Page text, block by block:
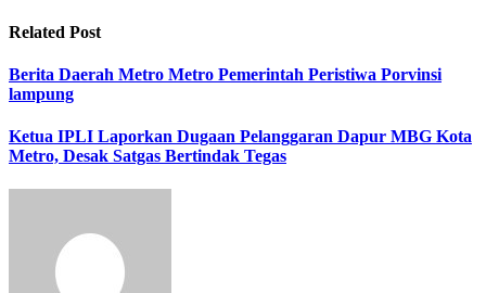
Related Post
Berita Daerah Metro Metro Pemerintah Peristiwa Porvinsi
lampung
Ketua IPLI Laporkan Dugaan Pelanggaran Dapur MBG Kota
Metro, Desak Satgas Bertindak Tegas